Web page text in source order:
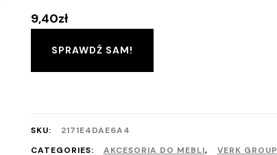
9,40zł
SPRAWDŹ SAM!
SKU:
2171E4DAE6A4
CATEGORIES:
AKCESORIA DO MEBLI,
VERK GROUP